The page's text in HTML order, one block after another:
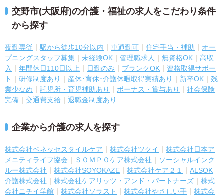
交野市(大阪府)の介護・福祉の求人をこだわり条件
から探す
夜勤専従 駅から徒歩10分以内 車通勤可 住宅手当・補助
オー
プニングスタッフ募集
未経験OK 管理職求人 無資格OK
高収
入
年間休日110日以上 日勤のみ ブランクOK
資格取得サポー
ト
研修制度あり 産休･育休･介護休暇取得実績あり 新卒OK
残
業少なめ
託児所・育児補助あり ボーナス・賞与あり
社会保険
完備
交通費支給 退職金制度あり
企業から介護の求人を探す
株式会社ベネッセスタイルケア 株式会社ツクイ
株式会社日本ア
メニティライフ協会
ＳＯＭＰＯケア株式会社
ソーシャルインク
ルー株式会社
株式会社SOYOKAZE 株式会社ケア２１
ALSOK
介護株式会社
株式会社ケアリッツ・アンド・パートナーズ
株式
会社ニチイ学館
株式会社ソラスト 株式会社やさしい手
株式会